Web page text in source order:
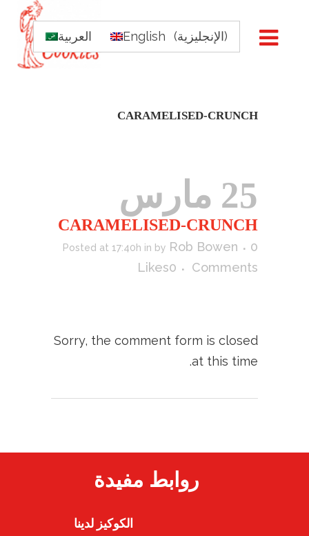
العربية English (الإنجليزية)
CARAMELISED-CRUNCH
25 مارس
CARAMELISED-CRUNCH
Posted at 17:40h in by Rob Bowen
0
Comments
0
Likes
Sorry, the comment form is closed
at this time.
روابط مفيدة
الكوكيز لدينا